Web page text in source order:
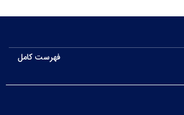
فهرست کامل